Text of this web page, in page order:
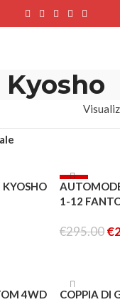
Kyosho
KYOSHO
-3%
ESAURITO
1-12
€295.00€
4WD ESAURITO
COPPIA DI